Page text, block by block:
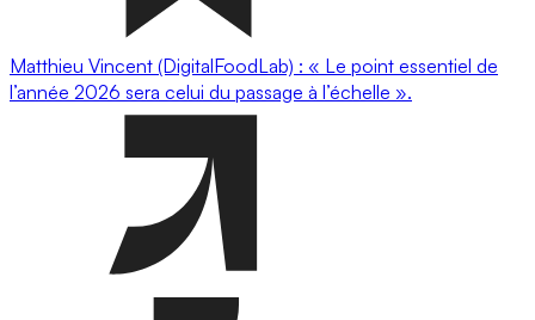
Matthieu Vincent (DigitalFoodLab) : « Le point essentiel de
l’année 2026 sera celui du passage à l’échelle ».